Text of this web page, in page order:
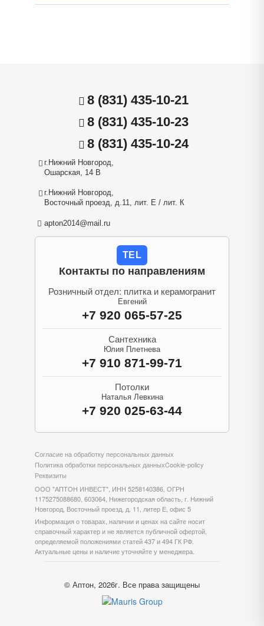
8 (831) 435-10-21
8 (831) 435-10-23
8 (831) 435-10-24
г.Нижний Новгород,
Ошарская, 14 В
г.Нижний Новгород,
Восточный проезд, д.11, лит. Е / лит. К
apton2014@mail.ru
TEL
Контакты по направлениям
Розничный отдел: плитка и керамогранит
Евгений
+7 920 065-57-25
Сантехника
Юлия Плетнева
+7 910 871-99-71
Потолки
Наталья Левкина
+7 920 025-63-44
Согласие на обработку персональных данных
Политика обработки персональных данныхCookie-policy
Реквизиты
ООО "АПТОН ИНВЕСТ", ИНН 5258140386, ОГРН
1175275088680, 603064, Нижегородская область, г. Нижний
Новгород, Восточный проезд, д. 11, литер Е, офис 5
Информация о товарах, наличии и ценах на сайте носит
справочный характер и не является публичной офертой,
определяемой положениями статей 437 и 494 ГК РФ.
Актуальные цены и наличие уточняйте у менеджера.
© Аптон, 2026г. Все права защищены